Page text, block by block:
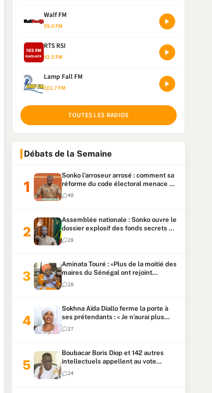
Walf FM
99.0 FM
RTS RSI
92.5 FM
Lamp Fall FM
101.7 FM
TOUTES LES RADIOS
Débats de la Semaine
Sonko l’arroseur arrosé : comment sa
réforme du code électoral menace sa
candidature
48
Assemblée nationale : Sonko ouvre le
dossier explosif des fonds secrets et
du patrimoine présidentiel
28
Aminata Touré : «Plus de la moitié des
maires du Sénégal ont rejoint
Kiiraay»
28
Sokhna Aïda Diallo ferme la porte à
ses prétendants : « Je n’aurai plus
jamais un autre mari »
27
Boubacar Boris Diop et 142 autres
intellectuels appellent au vote
urgent de la révision
constitutionnelle
24